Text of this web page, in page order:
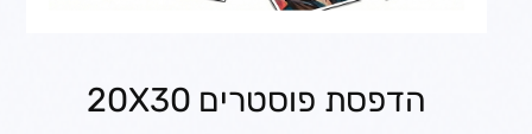
הדפסת פוסטרים 20X30